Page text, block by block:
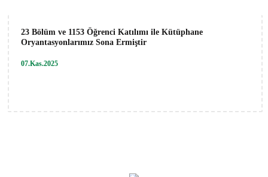
23 Bölüm ve 1153 Öğrenci Katılımı ile Kütüphane
Oryantasyonlarımız Sona Ermiştir
07.Kas.2025